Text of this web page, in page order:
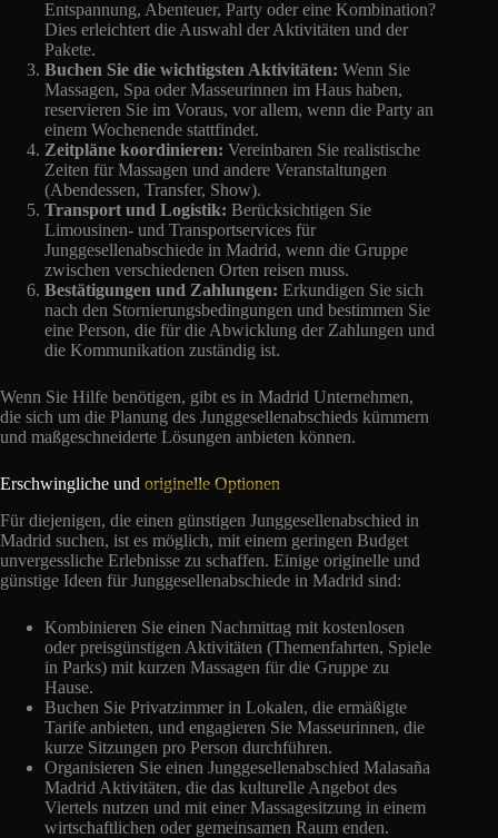
Entspannung, Abenteuer, Party oder eine Kombination?
Dies erleichtert die Auswahl der Aktivitäten und der
Pakete.
Buchen Sie die wichtigsten Aktivitäten: Wenn Sie
Massagen, Spa oder Masseurinnen im Haus haben,
reservieren Sie im Voraus, vor allem, wenn die Party an
einem Wochenende stattfindet.
Zeitpläne koordinieren: Vereinbaren Sie realistische
Zeiten für Massagen und andere Veranstaltungen
(Abendessen, Transfer, Show).
Transport und Logistik: Berücksichtigen Sie
Limousinen- und Transportservices für
Junggesellenabschiede in Madrid, wenn die Gruppe
zwischen verschiedenen Orten reisen muss.
Bestätigungen und Zahlungen: Erkundigen Sie sich
nach den Stornierungsbedingungen und bestimmen Sie
eine Person, die für die Abwicklung der Zahlungen und
die Kommunikation zuständig ist.
Wenn Sie Hilfe benötigen, gibt es in Madrid Unternehmen,
die sich um die Planung des Junggesellenabschieds kümmern
und maßgeschneiderte Lösungen anbieten können.
Erschwingliche und originelle Optionen
Für diejenigen, die einen günstigen Junggesellenabschied in
Madrid suchen, ist es möglich, mit einem geringen Budget
unvergessliche Erlebnisse zu schaffen. Einige originelle und
günstige Ideen für Junggesellenabschiede in Madrid sind:
Kombinieren Sie einen Nachmittag mit kostenlosen
oder preisgünstigen Aktivitäten (Themenfahrten, Spiele
in Parks) mit kurzen Massagen für die Gruppe zu
Hause.
Buchen Sie Privatzimmer in Lokalen, die ermäßigte
Tarife anbieten, und engagieren Sie Masseurinnen, die
kurze Sitzungen pro Person durchführen.
Organisieren Sie einen Junggesellenabschied Malasaña
Madrid Aktivitäten, die das kulturelle Angebot des
Viertels nutzen und mit einer Massagesitzung in einem
wirtschaftlichen oder gemeinsamen Raum enden.